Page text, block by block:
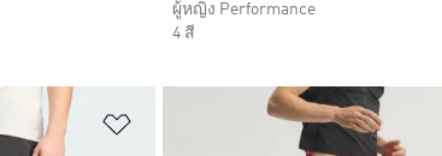
ผู้หญิง Performance
4 สี
เพิ่มไปยังรายการสินค้าโปรด